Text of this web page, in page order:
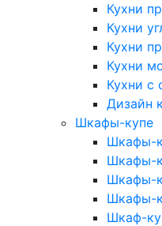
Кухни
Кухни
Кухни
Кухни
Кухни с
Дизайн
Шкафы-купе
Шкафы-
Шкафы-
Шкафы-
Шкафы-
Шкаф-